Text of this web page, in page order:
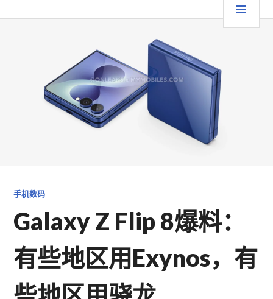
至 TGFC LIFESTYLE
手机数码
Galaxy Z Flip 8爆料：
有些地区用Exynos，有